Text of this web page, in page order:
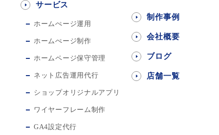
サービス
ホームぺージ運用
ホームぺージ制作
ホームページ保守管理
ネット広告運用代行
ショップオリジナルアプリ
ワイヤーフレーム制作
GA4設定代行
制作事例
会社概要
ブログ
店舗一覧